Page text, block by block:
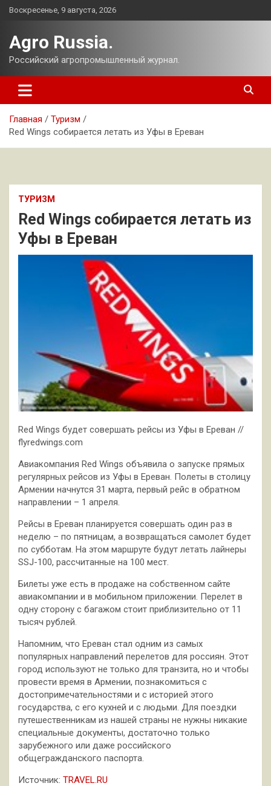
Перейти
Воскресенье, 9 августа, 2026
Agro Russia.
Российский агропромышленный журнал.
Главная
Туризм
Red Wings собирается летать из Уфы в Ереван
ТУРИЗМ
Red Wings собирается летать из
Уфы в Ереван
Red Wings будет совершать рейсы из Уфы в Ереван //
flyredwings.com
Авиакомпания Red Wings объявила о запуске прямых
регулярных рейсов из Уфы в Ереван. Полеты в столицу
Армении начнутся 31 марта, первый рейс в обратном
направлении – 1 апреля.
Рейсы в Ереван планируется совершать один раз в
неделю – по пятницам, а возвращаться самолет будет
по субботам. На этом маршруте будут летать лайнеры
SSJ-100, рассчитанные на 100 мест.
Билеты уже есть в продаже на собственном сайте
авиакомпании и в мобильном приложении. Перелет в
одну сторону с багажом стоит приблизительно от 11
тысяч рублей.
Напомним, что Ереван стал одним из самых
популярных направлений перелетов для россиян. Этот
город используют не только для транзита, но и чтобы
провести время в Армении, познакомиться с
достопримечательностями и с историей этого
государства, с его кухней и с людьми. Для поездки
путешественникам из нашей страны не нужны никакие
специальные документы, достаточно только
зарубежного или даже российского
общегражданского паспорта.
Источник: TRAVEL.RU